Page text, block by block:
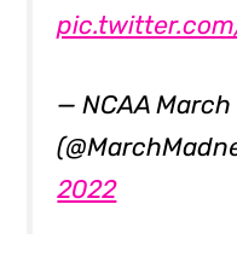
— NCAA
2022